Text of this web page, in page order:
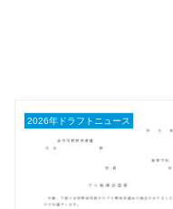
2026年ドラフトニュース